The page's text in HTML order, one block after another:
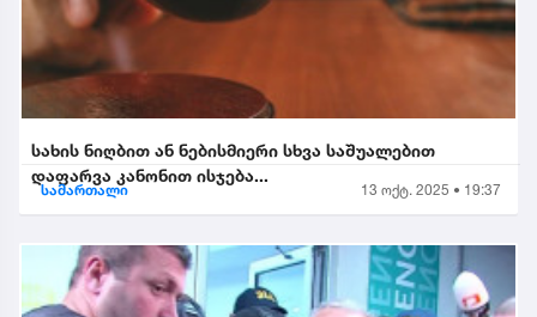
სახის ნიღბით ან ნებისმიერი სხვა საშუალებით
დაფარვა კანონით ისჯება...
სამართალი 13 ოქტ. 2025 • 19:37